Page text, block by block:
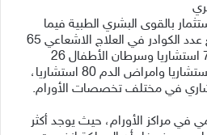
بالقوى البشري الطبية فيما
يتعلق بعلاج الأورام، حيث بلغ عدد الكوادر في العلاج الاشعاعي 65
استشاريا والعلاج الكيماوي 75 استشاريا وسرطان الأطفال 26
استشاريا وجراحة الأورام 19 استشاريا وامراض الدم 80 استشاريا،
في مراكز الأورام، حيث يوجد أكثر